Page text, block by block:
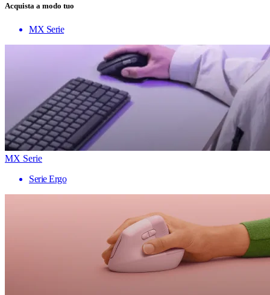
Acquista a modo tuo
MX Serie
MX Serie
Serie Ergo